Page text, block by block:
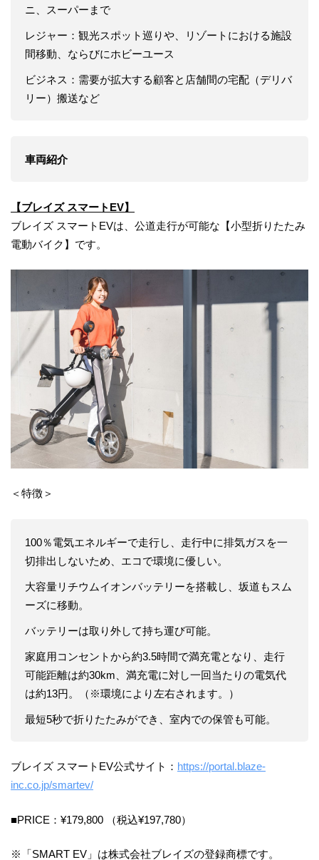
ニ、スーパーまで
レジャー：観光スポット巡りや、リゾートにおける施設
間移動、ならびにホビーユース
ビジネス：需要が拡大する顧客と店舗間の宅配（デリバ
リー）搬送など
車両紹介
【​ブレイズ スマートEV】
ブレイズ スマートEVは、公道走行が可能な【小型折りたたみ
電動バイク】です。
＜特徴＞
100％電気エネルギーで走行し、走行中に排気ガスを一
切排出しないため、エコで環境に優しい。
大容量リチウムイオンバッテリーを搭載し、坂道もスム
ーズに移動。
バッテリーは取り外して持ち運び可能。
家庭用コンセントから約3.5時間で満充電となり、走行
可能距離は約30km、満充電に対し一回当たりの電気代
は約13円。（※環境により左右されます。）
最短5秒で折りたたみができ、室内での保管も可能。​
ブレイズ スマートEV公式サイト： https://portal.blaze-
inc.co.jp/smartev/
■PRICE：¥179,800 （税込¥197,780）
※「SMART EV」は株式会社ブレイズの登録商標です。